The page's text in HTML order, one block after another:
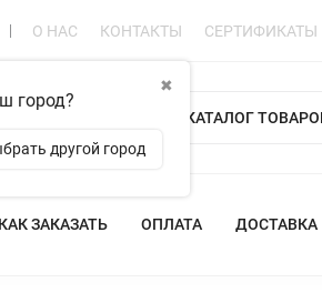
✖
город?
другой город
О НАС КОНТАКТЫ СЕРТИФИКАТЫ
КАТАЛОГ
КАК ЗАКАЗАТЬ ОПЛАТА ДОСТАВКА